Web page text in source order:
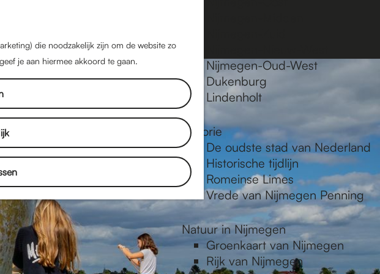
die noodzakelijk zijn om de website zo
je aan hiermee akkoord te gaan.
o
e
k
n
a
a
r
M
n
Nijmegen-Oud-West
Dukenburg
Lindenholt
Historie
De oudste stad van Nederland
Historische tijdlijn
Romeinse Limes
Vrede van Nijmegen Penning
Natuur in Nijmegen
Groenkaart van Nijmegen
Rijk van Nijmegen